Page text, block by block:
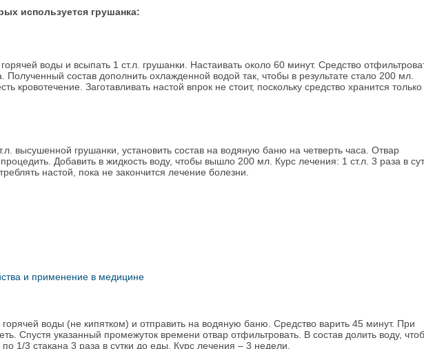
используется грушанка:
воды и всыпать 1 ст.л. грушанки. Настаивать около 60 минут. Средство
состав дополнить охлажденной водой так, чтобы в результате стало 200 мл.
кровотечение. Заготавливать настой впрок не стоит, поскольку средство хранится
высушенной грушанки, установить состав на водяную баню на четверть часа. Отвар
Добавить в жидкость воду, чтобы вышло 200 мл. Курс лечения: 1 ст.л. 3 раза в
настой, пока не закончится лечение болезни.
и применение в медицине
горячей воды (не кипятком) и отправить на водяную баню. Средство варить 45 минут. При
Спустя указанный промежуток времени отвар отфильтровать. В состав долить воду,
1/3 стакана 3 раза в сутки до еды. Курс лечения – 3 недели.